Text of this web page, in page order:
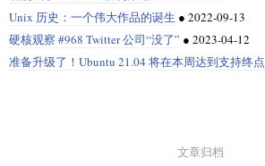
Unix 历史：一个伟大作品的诞生 ● 2022-09-13
硬核观察 #968 Twitter 公司“没了” ● 2023-04-12
准备升级了！Ubuntu 21.04 将在本周达到支持终点
文章归档